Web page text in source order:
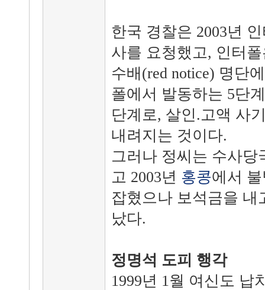
한국 경찰은 2003년
사를 요청했고, 인터
수배(red notice) 명단
폴에서 발동하는 5단
단계로, 살인.고액 사
내려지는 것이다.
그러나 정씨는 수사당
고 2003년 홍콩에서
잡혔으나 보석금을
났다.
정명석 도피 행각
1999년 1월 여신도 납